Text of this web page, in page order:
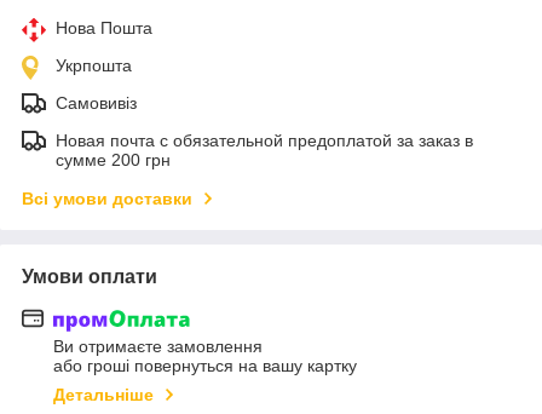
Нова Пошта
Укрпошта
Самовивіз
Новая почта с обязательной предоплатой за заказ в
сумме 200 грн
Всі умови доставки
Умови оплати
Ви отримаєте замовлення
або гроші повернуться на вашу картку
Детальніше